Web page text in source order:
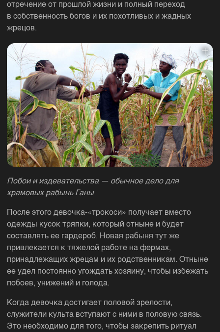
отречение от прошлой жизни и полный переход
в собственность богов и их похотливых и жадных
жрецов.
Побои и издевательства — обычное дело для
храмовых рабынь Ганы
После этого девочка-«трокоси» получает вместо
одежды кусок тряпки, который отныне и будет
составлять ее гардероб. Новая рабыня тут же
привлекается к тяжелой работе на фермах,
принадлежащих жрецам и их родственникам. Отныне
ее удел постоянно угождать хозяину, чтобы избежать
побоев, унижений и голода.
Когда девочка достигает половой зрелости,
служители культа вступают с ними в половую связь.
Это необходимо для того, чтобы закрепить ритуал